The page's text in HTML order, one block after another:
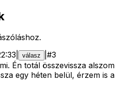
válasz #3
Én totál összevissza alszom
egy héten belül, érzem is a